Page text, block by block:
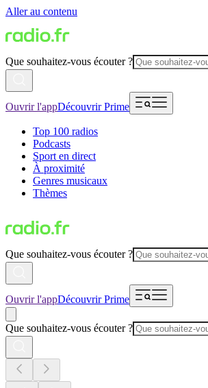
Aller au contenu
Que souhaitez-vous écouter ?
Ouvrir l'appDécouvrir Prime
Top 100 radios
Podcasts
Sport en direct
À proximité
Genres musicaux
Thèmes
Que souhaitez-vous écouter ?
Ouvrir l'appDécouvrir Prime
Que souhaitez-vous écouter ?